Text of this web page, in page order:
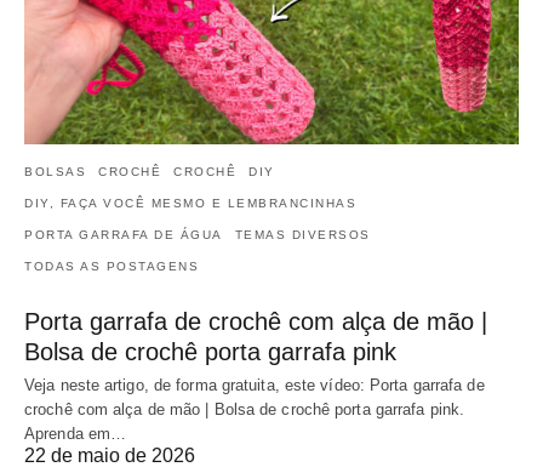
BOLSAS CROCHÊ CROCHÊ DIY
DIY, FAÇA VOCÊ MESMO E LEMBRANCINHAS
PORTA GARRAFA DE ÁGUA TEMAS DIVERSOS
TODAS AS POSTAGENS
Porta garrafa de crochê com alça de mão |
Bolsa de crochê porta garrafa pink
Veja neste artigo, de forma gratuita, este vídeo: Porta garrafa de
crochê com alça de mão | Bolsa de crochê porta garrafa pink.
Aprenda em…
22 de maio de 2026